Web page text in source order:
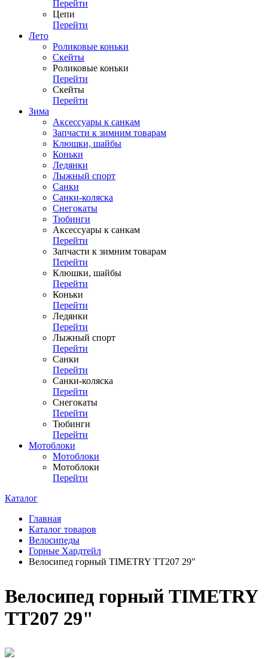
Перейти
Цепи
Перейти
Лето
Роликовые коньки
Скейты
Роликовые коньки
Перейти
Скейты
Перейти
Зима
Аксессуары к санкам
Запчасти к зимним товарам
Клюшки, шайбы
Коньки
Ледянки
Лыжный спорт
Санки
Санки-коляска
Снегокаты
Тюбинги
Аксессуары к санкам
Перейти
Запчасти к зимним товарам
Перейти
Клюшки, шайбы
Перейти
Коньки
Перейти
Ледянки
Перейти
Лыжный спорт
Перейти
Санки
Перейти
Санки-коляска
Перейти
Снегокаты
Перейти
Тюбинги
Перейти
Мотоблоки
Мотоблоки
Мотоблоки
Перейти
Каталог
Главная
Каталог товаров
Велосипеды
Горные Хардтейл
Велосипед горный TIMETRY TT207 29"
Велосипед горный TIMETRY
TT207 29"